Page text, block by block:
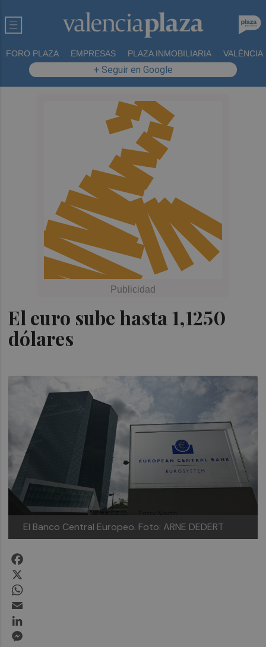
FORO PLAZA EMPRESAS PLAZA INMOBILIARIA VALÈNCIA
+ Seguir en Google
El euro sube hasta 1,1250
dólares
El Banco Central Europeo. Foto: ARNE DEDERT